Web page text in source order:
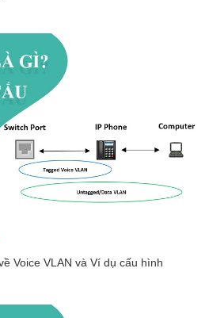
Voice VLAN và Ví dụ cấu hình